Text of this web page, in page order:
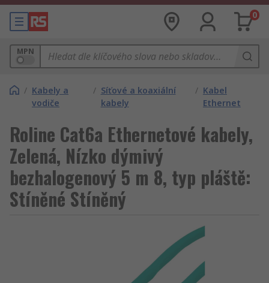
0
MPN
/ Kabely a
vodiče
/ Síťové a koaxiální
kabely
/ Kabel
Ethernet
Roline Cat6a Ethernetové kabely,
Zelená, Nízko dýmivý
bezhalogenový 5 m 8, typ pláště:
Stíněné Stíněný